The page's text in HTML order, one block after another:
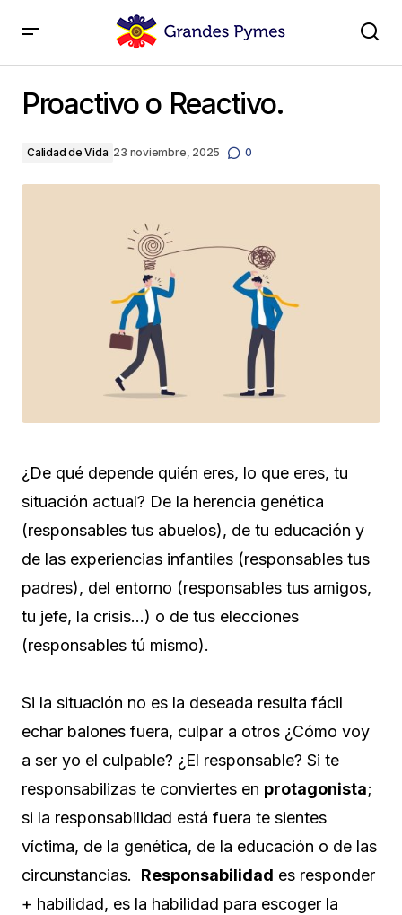
Proactivo o Reactivo.
Calidad de Vida 23 noviembre, 2025 0
¿De qué depende quién eres, lo que eres, tu
situación actual? De la herencia genética
(responsables tus abuelos), de tu educación y
de las experiencias infantiles (responsables tus
padres), del entorno (responsables tus amigos,
tu jefe, la crisis…) o de tus elecciones
(responsables tú mismo).
Si la situación no es la deseada resulta fácil
echar balones fuera, culpar a otros ¿Cómo voy
a ser yo el culpable? ¿El responsable? Si te
responsabilizas te conviertes en protagonista;
si la responsabilidad está fuera te sientes
víctima, de la genética, de la educación o de las
circunstancias. Responsabilidad es responder
+ habilidad, es la habilidad para escoger la